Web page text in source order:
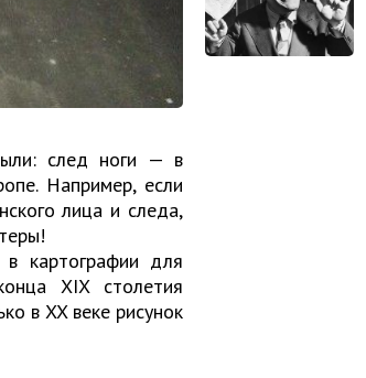
след ноги — в
Например, если
лица и следа,
в картографии для
XIX столетия
в XX веке рисунок